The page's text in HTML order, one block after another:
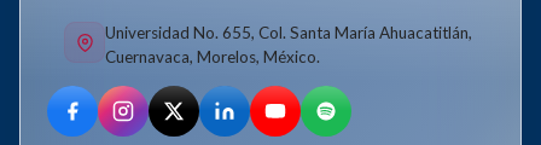
Universidad No. 655, Col. Santa María Ahuacatitlán,
Cuernavaca, Morelos, México.